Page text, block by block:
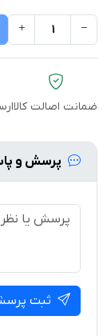
ضمانت اصالت کالا
پرسش و
ثبت